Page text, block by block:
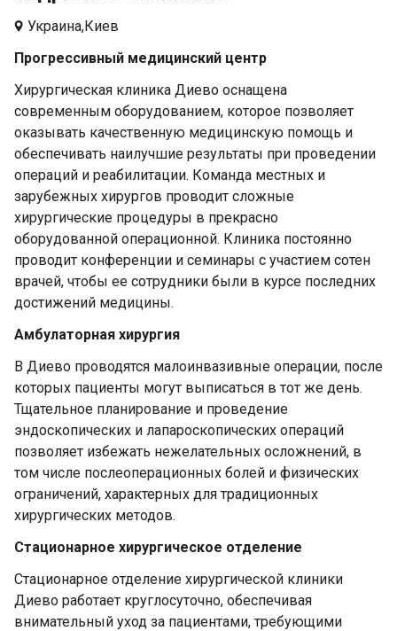
Украина,Киев
Прогрессивный медицинский центр
Хирургическая клиника Диево оснащена
современным оборудованием, которое позволяет
оказывать качественную медицинскую помощь и
обеспечивать наилучшие результаты при проведении
операций и реабилитации. Команда местных и
зарубежных хирургов проводит сложные
хирургические процедуры в прекрасно
оборудованной операционной. Клиника постоянно
проводит конференции и семинары с участием сотен
врачей, чтобы ее сотрудники были в курсе последних
достижений медицины.
Амбулаторная хирургия
В Диево проводятся малоинвазивные операции, после
которых пациенты могут выписаться в тот же день.
Тщательное планирование и проведение
эндоскопических и лапароскопических операций
позволяет избежать нежелательных осложнений, в
том числе послеоперационных болей и физических
ограничений, характерных для традиционных
хирургических методов.
Стационарное хирургическое отделение
Стационарное отделение хирургической клиники
Диево работает круглосуточно, обеспечивая
внимательный уход за пациентами, требующими